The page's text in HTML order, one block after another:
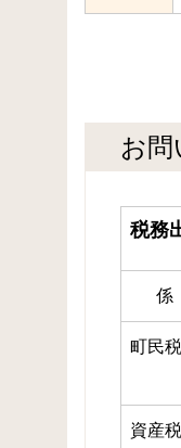
お問
税務
係
町民
資産